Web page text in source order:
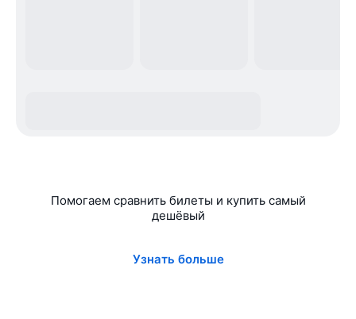
Помогаем сравнить билеты и купить самый
дешёвый
Узнать больше